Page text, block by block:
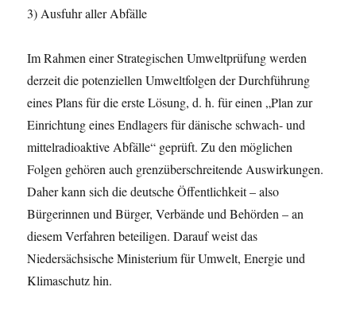
3) Ausfuhr aller Abfälle
Im Rahmen einer Strategischen Umweltprüfung werden
derzeit die potenziellen Umweltfolgen der Durchführung
eines Plans für die erste Lösung, d. h. für einen „Plan zur
Einrichtung eines Endlagers für dänische schwach- und
mittelradioaktive Abfälle“ geprüft. Zu den möglichen
Folgen gehören auch grenzüberschreitende Auswirkungen.
Daher kann sich die deutsche Öffentlichkeit – also
Bürgerinnen und Bürger, Verbände und Behörden – an
diesem Verfahren beteiligen. Darauf weist das
Niedersächsische Ministerium für Umwelt, Energie und
Klimaschutz hin.